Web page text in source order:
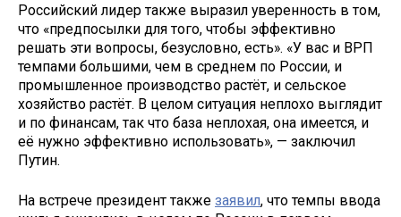
Российский лидер также выразил уверенность в том,
что «предпосылки для того, чтобы эффективно
решать эти вопросы, безусловно, есть». «У вас и ВРП
темпами большими, чем в среднем по России, и
промышленное производство растёт, и сельское
хозяйство растёт. В целом ситуация неплохо выглядит
и по финансам, так что база неплохая, она имеется, и
её нужно эффективно использовать», — заключил
Путин.
На встрече президент также заявил, что темпы ввода